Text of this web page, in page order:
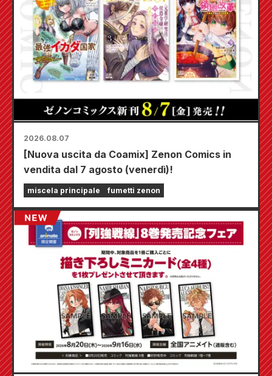
2026.08.07
[Nuova uscita da Coamix] Zenon Comics in
vendita dal 7 agosto (venerdì)!
miscela principale fumetti zenon